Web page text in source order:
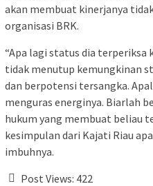
akan membuat kinerjanya
organisasi BRK.
“Apa lagi status dia terperiksa
tidak menutup kemungkinan
dan berpotensi tersangka.
menguras energinya. Biarlah
hukum yang membuat beliau
kesimpulan dari Kajati Riau
imbuhnya.
Post Views: 422